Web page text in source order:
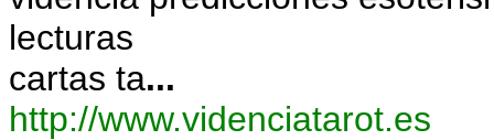
lecturas
cartas ta...
http://www.videnciatarot.es